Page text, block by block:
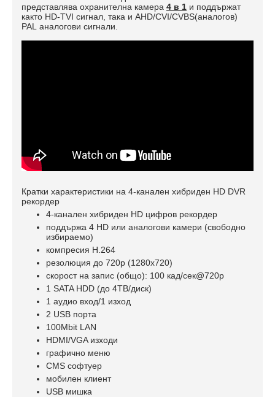
представлява охранителна камера 4 в 1 и поддържат
както HD-TVI сигнал, така и AHD/CVI/CVBS(аналогов)
PAL аналогови сигнали.
Кратки характеристики на 4-канален хибриден HD DVR
рекордер
4-канален хибриден HD цифров рекордер
поддържа 4 HD или аналогови камери (свободно
избираемо)
компресия H.264
резолюция до 720p (1280x720)
скорост на запис (общо): 100 кад/сек@720p
1 SATA HDD (до 4ТВ/диск)
1 аудио вход/1 изход
2 USB порта
100Mbit LAN
HDMI/VGA изходи
графично меню
CMS софтуер
мобилен клиент
USB мишка